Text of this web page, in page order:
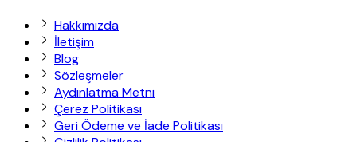
Hakkımızda
İletişim
Blog
Sözleşmeler
Aydınlatma Metni
Çerez Politikası
Geri Ödeme ve İade Politikası